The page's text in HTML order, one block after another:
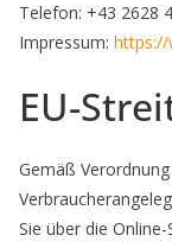
Telefon: +43 2628
Impressum: https://
EU-
Gemäß
Sie über die